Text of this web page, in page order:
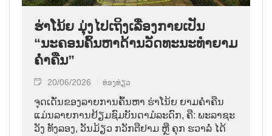
ຮ່າໂນ້ຍ ມຸ່ງໄປເຖິງເລື່ອງກາຍເປັນ
“ນະຄອນຄົ້ນຫາດ້ານວັດທະນະທຳຍາມ
ຄ່ຳຄືນ”
20/06/2026 ທ່ອງທ່ຽວ
ຈຸດເດັ່ນຂອງລາຍການຄົ້ນຫາ ຮ່າໂນ້ຍ ຍາມຄ່ຳຄືນ
ແມ່ນລາຍການຢ້ຽມຊົມບັນດາມໍລະດົກ, ຄື: ພະລາຊະ
ວັງ ທັງລອງ, ວັນມ້ຽວ ກວັກຕືຢາມ ຫຼື ຄຸກ ຮວາລໍ່ ໄດ້